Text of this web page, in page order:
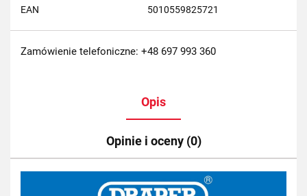
EAN 5010559825721
Zamówienie telefoniczne: +48 697 993 360
Opis
Opinie i oceny (0)